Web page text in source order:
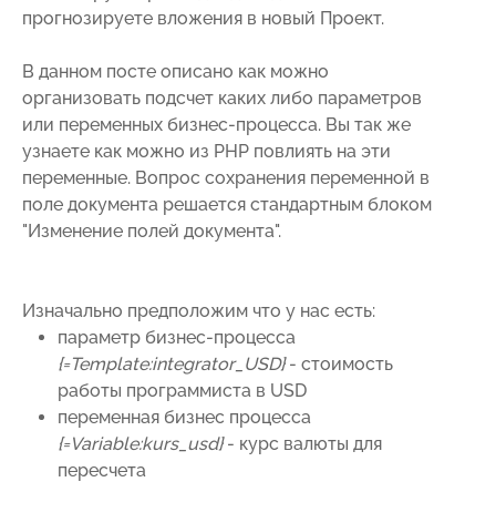
прогнозируете вложения в новый Проект.
В данном посте описано как можно
организовать подсчет каких либо параметров
или переменных бизнес-процесса. Вы так же
узнаете как можно из PHP повлиять на эти
переменные. Вопрос сохранения переменной в
поле документа решается стандартным блоком
"Изменение полей документа".
Изначально предположим что у нас есть:
параметр бизнес-процесса
{=Template:integrator_USD}- стоимость
работы программиста в USD
переменная бизнес процесса
{=Variable:kurs_usd}- курс валюты для
пересчета